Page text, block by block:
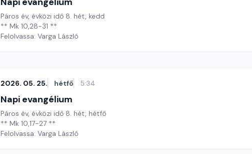
Páros év, évközi idő 8. hét, kedd
** Mk 10,28-31 **
Felolvassa: Varga László
2026. 05. 25. hétfő 5:34
Napi evangélium
Páros év, évközi idő 8. hét, hétfő
** Mk 10,17-27 **
Felolvassa: Varga László